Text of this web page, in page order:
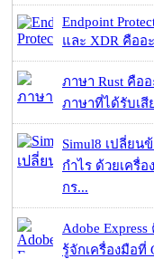
Endpoint
และ XDR คืออ
ภาษา Rust คืออ
ภาษาที่ได้รับเสี
Simul8 เปลี่ยน
กำไร ด้วยเครื่อ
กร...
Adobe
รู้จักเครื่องมือที่